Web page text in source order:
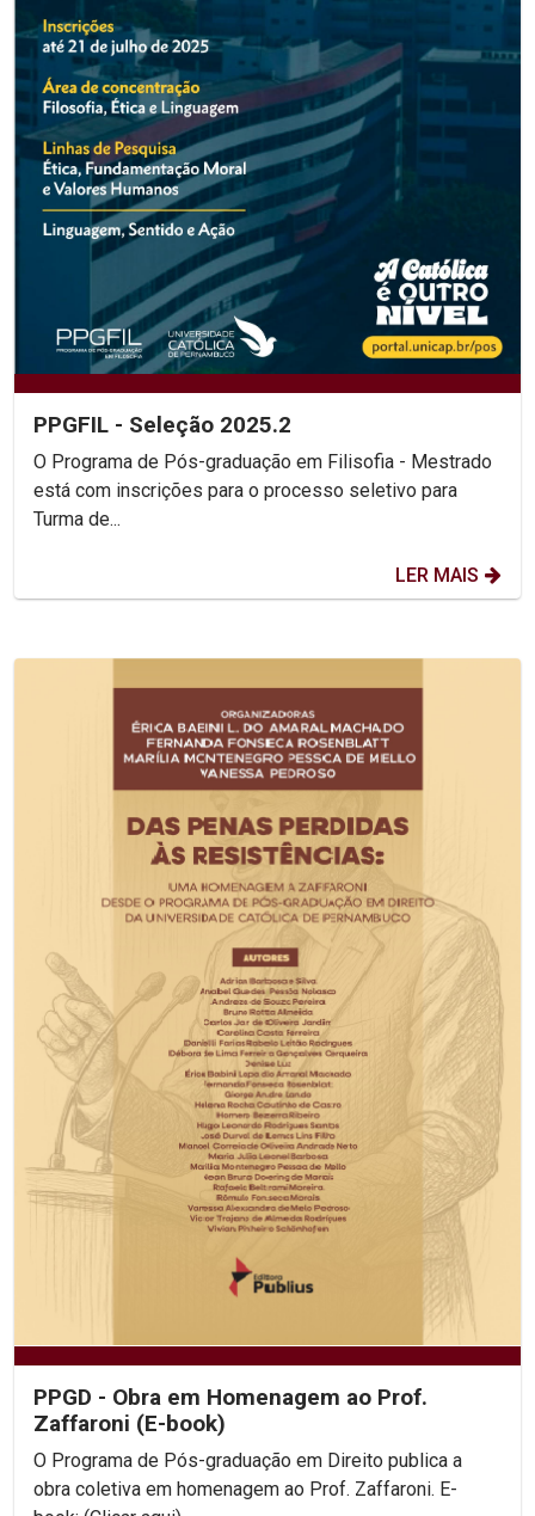
PPGFIL - Seleção 2025.2
O Programa de Pós-graduação em Filisofia - Mestrado
está com inscrições para o processo seletivo para
Turma de...
LER MAIS
PPGD - Obra em Homenagem ao Prof.
Zaffaroni (E-book)
O Programa de Pós-graduação em Direito publica a
obra coletiva em homenagem ao Prof. Zaffaroni. E-